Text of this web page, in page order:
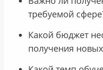
требуемой
Какой бюджет
получения